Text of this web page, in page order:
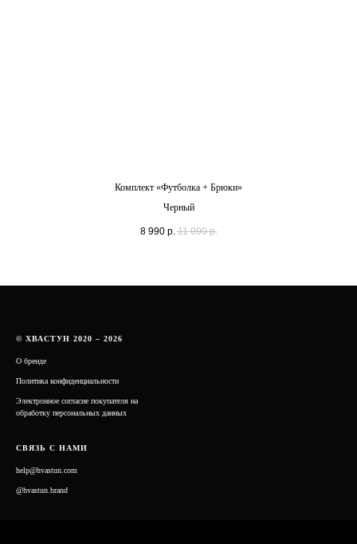
Комплект «Футболка + Брюки»
Черный
8 990 р. 11 990 р.
© ХВАСТУН 2020 – 2026
О бренде
Политика конфиденциальности
Электронное согласие покупателя на
обработку персональных данных
СВЯЗЬ С НАМИ
help@hvastun.com
@hvastun.brand